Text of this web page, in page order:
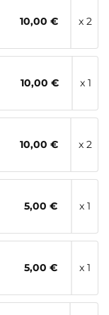
10,00 € x 2
10,00 € x 1
10,00 € x 2
5,00 € x 1
5,00 € x 1